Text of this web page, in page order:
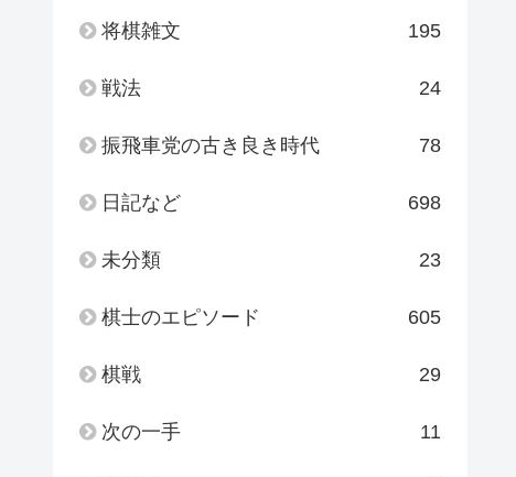
将棋雑文 195
戦法 24
振飛車党の古き良き時代 78
日記など 698
未分類 23
棋士のエピソード 605
棋戦 29
次の一手 11